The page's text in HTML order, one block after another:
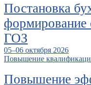
Постановка
формирование
ГОЗ
05–06 октября 2026
Повышение
Повышение